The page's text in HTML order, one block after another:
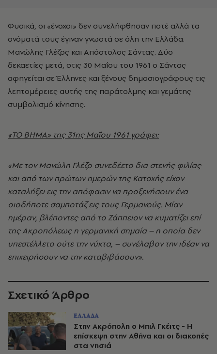
Φυσικά, οι «ένοχοι» δεν συνελήφθησαν ποτέ αλλά τα
ονόματά τους έγιναν γνωστά σε όλη την Ελλάδα.
Μανώλης Γλέζος και Απόστολος Σάντας. Δύο
δεκαετίες μετά, στις 30 Μαΐου του 1961 ο Σάντας
αφηγείται σε Έλληνες και ξένους δημοσιογράφους τις
λεπτομέρειες αυτής της παράτολμης και γεμάτης
συμβολισμό κίνησης.
«ΤΟ ΒΗΜΑ» της 31ης Μαΐου 1961 γράφει:
«Με τον Μανώλη Γλέζο συνεδέετο δια στενής φιλίας
και από των πρώτων ημερών της Κατοχής είχον
καταλήξει εις την απόφασιν να προξενήσουν ένα
οιοδήποτε σαμποτάζ εις τους Γερμανούς. Μίαν
ημέραν, βλέποντες από το Ζάππειον να κυματίζει επί
της Ακροπόλεως η γερμανική σημαία – η οποία δεν
υπεστέλλετο ούτε την νύκτα, – συνέλαβον την ιδέαν να
επιχειρήσουν να την καταβιβάσουν».
Σχετικό Άρθρο
ΕΛΛΑΔΑ
Στην Ακρόπολη ο Μπιλ Γκέιτς - Η
επίσκεψη στην Αθήνα και οι διακοπές
στα νησιά